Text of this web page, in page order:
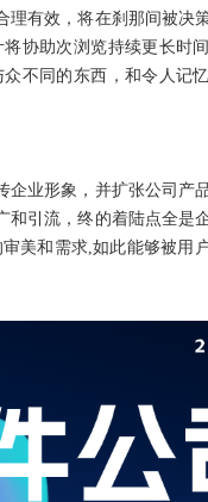
有效，将在刹那间被决
协助次浏览持续更长时
不同的东西，和令人记
业形象，并扩张公司产
引流，终的着陆点全是
美和需求,如此能够被用